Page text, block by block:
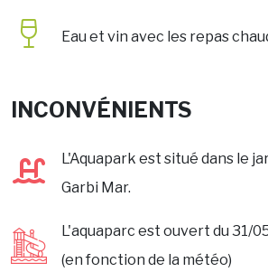
Eau et vin avec les repas
INCONVÉNIENTS
L'Aquapark est situé dans le
Garbi Mar.
L'aquaparc est ouvert du 31/
(en fonction de la météo)